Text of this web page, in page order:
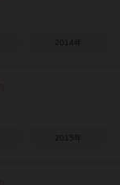
2014年
2015年